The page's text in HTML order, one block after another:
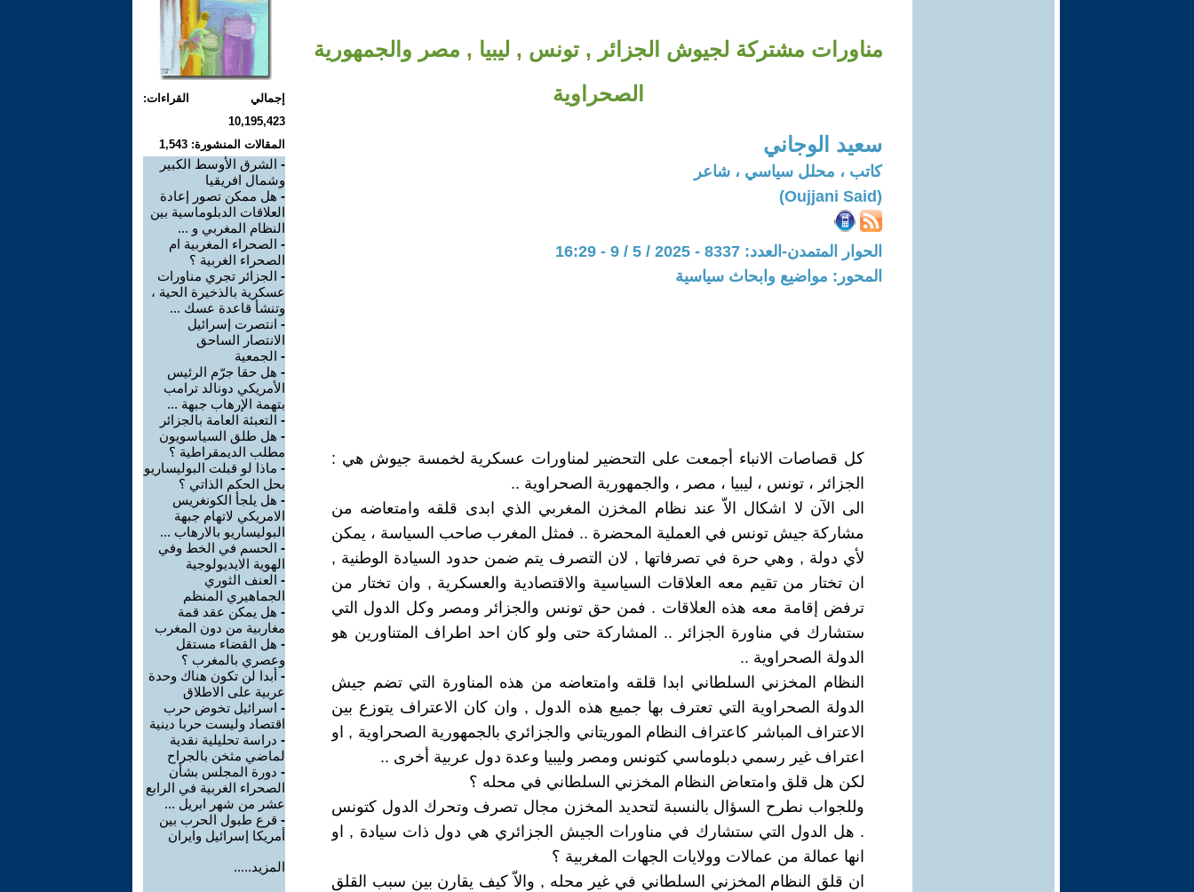
مناورات مشتركة لجيوش الجزائر , تونس , ليبيا , مصر والجمهورية
الصحراوية
سعيد الوجاني
كاتب ، محلل سياسي ، شاعر
(Oujjani Said)
الحوار المتمدن-العدد: 8337 - 2025 / 5 / 9 - 16:29
المحور: مواضيع وابحاث سياسية
كل قصاصات الانباء أجمعت على التحضير لمناورات عسكرية لخمسة جيوش هي :
الجزائر ، تونس ، ليبيا ، مصر ، والجمهورية الصحراوية ..
الى الآن لا اشكال الاّ عند نظام المخزن المغربي الذي ابدى قلقه وامتعاضه من
مشاركة جيش تونس في العملية المحضرة .. فمثل المغرب صاحب السياسة ، يمكن
لأي دولة , وهي حرة في تصرفاتها , لان التصرف يتم ضمن حدود السيادة الوطنية ,
ان تختار من تقيم معه العلاقات السياسية والاقتصادية والعسكرية , وان تختار من
ترفض إقامة معه هذه العلاقات . فمن حق تونس والجزائر ومصر وكل الدول التي
ستشارك في مناورة الجزائر .. المشاركة حتى ولو كان احد اطراف المتناورين هو
الدولة الصحراوية ..
النظام المخزني السلطاني ابدا قلقه وامتعاضه من هذه المناورة التي تضم جيش
الدولة الصحراوية التي تعترف بها جميع هذه الدول , وان كان الاعتراف يتوزع بين
الاعتراف المباشر كاعتراف النظام الموريتاني والجزائري بالجمهورية الصحراوية , او
اعتراف غير رسمي دبلوماسي كتونس ومصر وليبيا وعدة دول عربية أخرى ..
لكن هل قلق وامتعاض النظام المخزني السلطاني في محله ؟
وللجواب نطرح السؤال بالنسبة لتحديد المخزن مجال تصرف وتحرك الدول كتونس
. هل الدول التي ستشارك في مناورات الجيش الجزائري هي دول ذات سيادة , او
انها عمالة من عمالات وولايات الجهات المغربية ؟
ان قلق النظام المخزني السلطاني في غير محله , والاّ كيف يقارن بين سبب القلق
إجمالي القراءات:
10,195,423
المقالات المنشورة: 1,543
- الشرق الأوسط الكبير
وشمال افريقيا
- هل ممكن تصور إعادة
العلاقات الدبلوماسية بين
النظام المغربي و ...
- الصحراء المغربية ام
الصحراء الغربية ؟
- الجزائر تجري مناورات
عسكرية بالذخيرة الحية ،
وتنشأ قاعدة عسك ...
- انتصرت إسرائيل
الانتصار الساحق
- الجمعية
- هل حقا جرّم الرئيس
الأمريكي دونالد ترامب
بتهمة الإرهاب جبهة ...
- التعبئة العامة بالجزائر
- هل طلق السياسويون
مطلب الديمقراطية ؟
- ماذا لو قبلت البوليساريو
بحل الحكم الذاتي ؟
- هل يلجأ الكونغريس
الامريكي لاتهام جبهة
البوليساريو بالارهاب ...
- الحسم في الخط وفي
الهوية الايديولوجية
- العنف الثوري
الجماهيري المنظم
- هل يمكن عقد قمة
مغاربية من دون المغرب
- هل القضاء مستقل
وعصري بالمغرب ؟
- أبدا لن تكون هناك وحدة
عربية على الاطلاق
- اسرائيل تخوض حرب
اقتصاد وليست حربا دينية
- دراسة تحليلية نقدية
لماضي مثخن بالجراح
- دورة المجلس بشأن
الصحراء الغربية في الرابع
عشر من شهر ابريل ...
- قرع طبول الحرب بين
أمريكا إسرائيل وايران
المزيد.....